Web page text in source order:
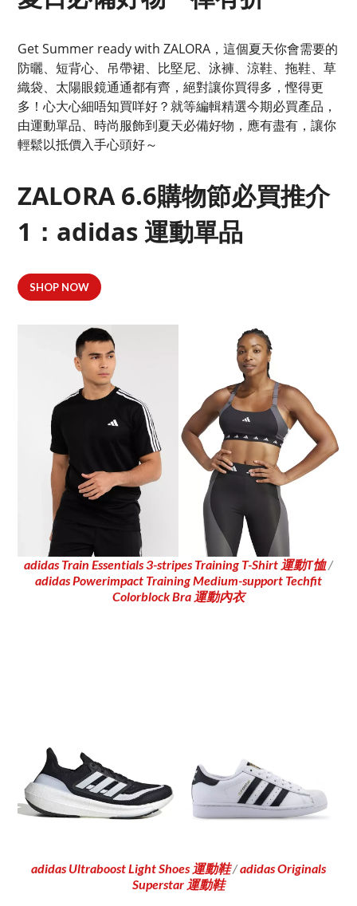
Get Summer ready with ZALORA，這個夏天你會需要的
防曬、短背心、吊帶裙、比堅尼、泳褲、涼鞋、拖鞋、草
織袋、太陽眼鏡通通都有齊，絕對讓你買得多，慳得更
多！心大心細唔知買咩好？就等編輯精選今期必買產品，
由運動單品、時尚服飾到夏天必備好物，應有盡有，讓你
輕鬆以抵價入手心頭好～
ZALORA 6.6購物節必買推介
1：adidas 運動單品
SHOP NOW
adidas Train Essentials 3-stripes Training T-Shirt 運動T恤/
adidas Powerimpact Training Medium-support Techfit
Colorblock Bra 運動內衣
adidas Ultraboost Light Shoes 運動鞋/adidas Originals
Superstar 運動鞋